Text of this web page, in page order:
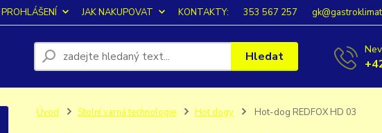
JAK NAKUPOVAT KONTAKTY: 353 567 257
Hledat
Úvod Stolní varná technologie Hot dogy Hot-dog REDFOX HD 03